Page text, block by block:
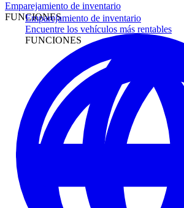
Emparejamiento de inventario
Encuentre los vehículos más rentables
FUNCIONES
Emparejamiento de inventario
FUNCIONES